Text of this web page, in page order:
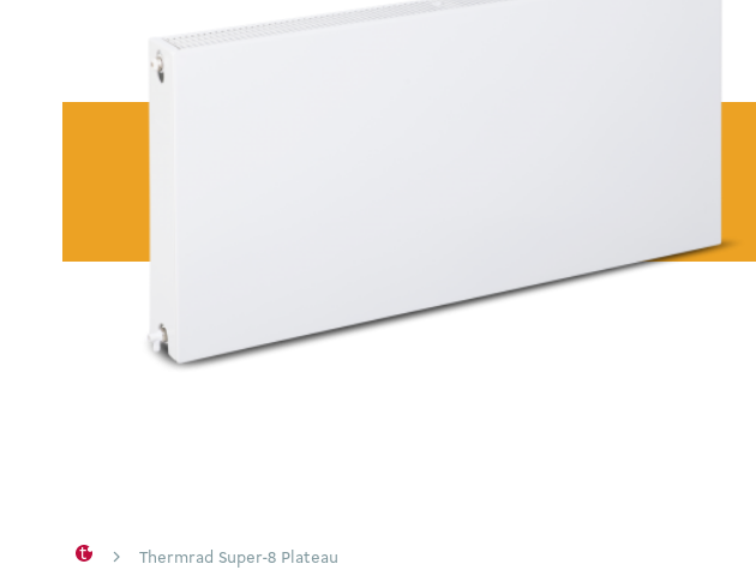
Thermrad Super-8 Plateau